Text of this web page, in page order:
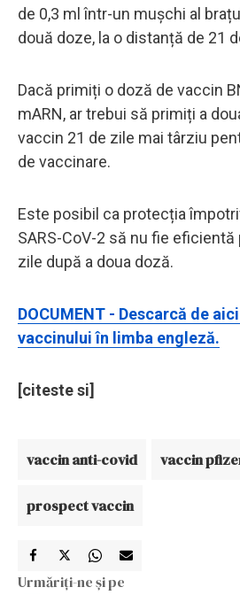
de 0,3 ml într-un mușchi al
două doze, la o distanță de 21
Dacă primiți o doză de vaccin
mARN, ar trebui să primiți a
vaccin 21 de zile mai târziu
de vaccinare.
Este posibil ca protecția
SARS-CoV-2 să nu fie
zile după a doua doză.
DOCUMENT - Descarcă de
vaccinului în limba engleză.
[citeste si]
vaccin anti-covid vaccin
prospect vaccin
Urmăriți-ne și pe